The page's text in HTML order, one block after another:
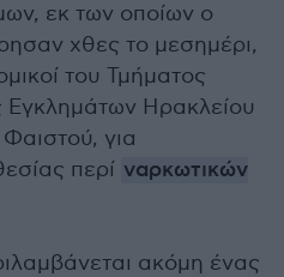
εκ των οποίων ο
χθες το μεσημέρι,
του Τμήματος
Εγκλημάτων Ηρακλείου
για
περί ναρκωτικών
ακόμη ένας